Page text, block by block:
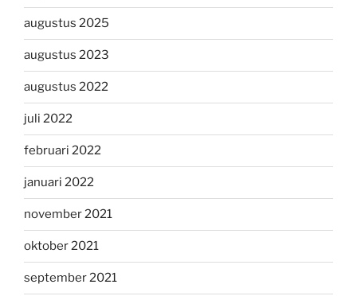
augustus 2025
augustus 2023
augustus 2022
juli 2022
februari 2022
januari 2022
november 2021
oktober 2021
september 2021